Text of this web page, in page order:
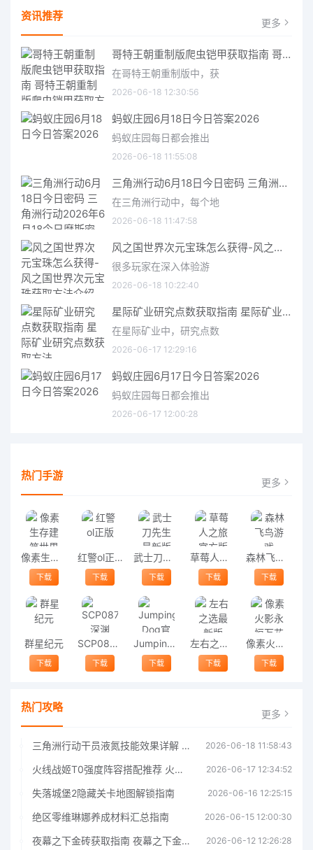
资讯推荐 更多
哥特王朝重制版爬虫铠甲获取指南 哥特王朝重制版爬虫铠甲获取方法
在哥特王朝重制版中，获
2026-06-18 12:30:56
蚂蚁庄园6月18日今日答案2026
蚂蚁庄园每日都会推出
2026-06-18 11:55:08
三角洲行动6月18日今日密码 三角洲行动2026年6月18今日摩斯密码分享
在三角洲行动中，每个地
2026-06-18 11:47:58
风之国世界次元宝珠怎么获得-风之国世界次元宝珠获取方法介绍
很多玩家在深入体验游
2026-06-18 10:22:40
星际矿业研究点数获取指南 星际矿业研究点数获取方法
在星际矿业中，研究点数
2026-06-17 12:29:16
蚂蚁庄园6月17日今日答案2026
蚂蚁庄园每日都会推出
2026-06-17 12:00:28
热门手游 更多
像素生存建筑世界最新版
下载
红警ol正版
下载
武士刀先生最新版
下载
草莓人之旅官方版
下载
森林飞鸟游戏
下载
群星纪元
下载
SCP087深渊
下载
Jumping Dog官方版
下载
左右之选最新版
下载
像素火影永恒万花筒佐助版本
下载
热门攻略 更多
三角洲行动干员液氮技能效果详解 三角洲行动干员液氮技能介绍 2026-06-18 11:58:43
火线战姬T0强度阵容搭配推荐 火线战姬T0强度阵容哪个好 2026-06-17 12:34:52
失落城堡2隐藏关卡地图解锁指南 2026-06-16 12:25:15
绝区零维琳娜养成材料汇总指南 2026-06-15 12:00:30
夜幕之下金砖获取指南 夜幕之下金砖获取方法 2026-06-12 12:26:28